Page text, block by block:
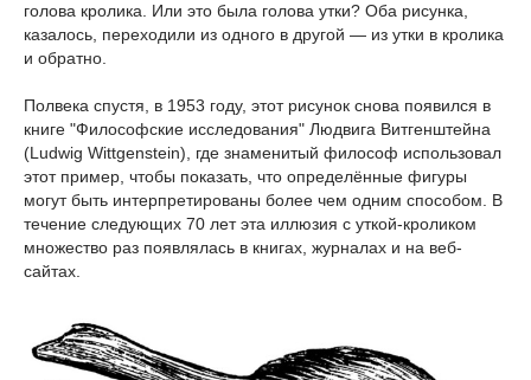
голова кролика. Или это была голова утки? Оба рисунка,
казалось, переходили из одного в другой — из утки в кролика
и обратно.
Полвека спустя, в 1953 году, этот рисунок снова появился в
книге "Философские исследования" Людвига Витгенштейна
(Ludwig Wittgenstein), где знаменитый философ использовал
этот пример, чтобы показать, что определённые фигуры
могут быть интерпретированы более чем одним способом. В
течение следующих 70 лет эта иллюзия с уткой-кроликом
множество раз появлялась в книгах, журналах и на веб-
сайтах.